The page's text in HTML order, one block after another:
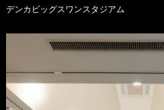
デンカビッグスワンスタジアム